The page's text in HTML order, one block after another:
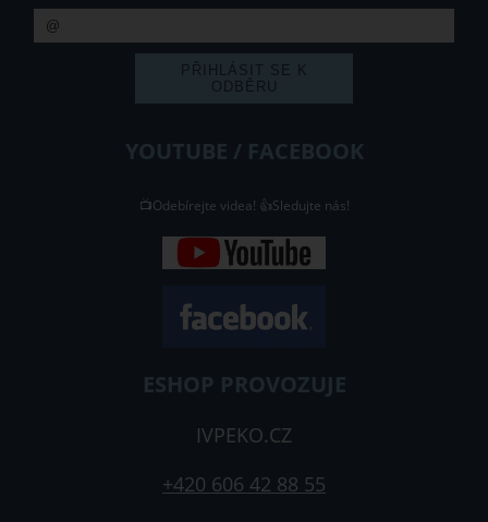
YOUTUBE / FACEBOOK
📺Odebírejte videa! 👍Sledujte nás!
ESHOP PROVOZUJE
IVPEKO.CZ
+420 606 42 88 55